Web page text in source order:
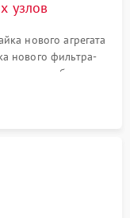
узлов
нового агрегата
нового фильтра-
обдува,
дверных петель.